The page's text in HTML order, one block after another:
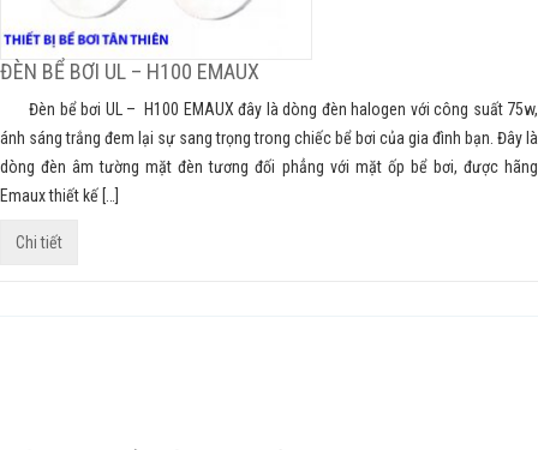
ĐÈN BỂ BƠI UL – H100 EMAUX
Đèn bể bơi UL – H100 EMAUX đây là dòng đèn halogen với công suất 75w,
ánh sáng trắng đem lại sự sang trọng trong chiếc bể bơi của gia đình bạn. Đây là
dòng đèn âm tường mặt đèn tương đối phẳng với mặt ốp bể bơi, được hãng
Emaux thiết kế […]
Chi tiết